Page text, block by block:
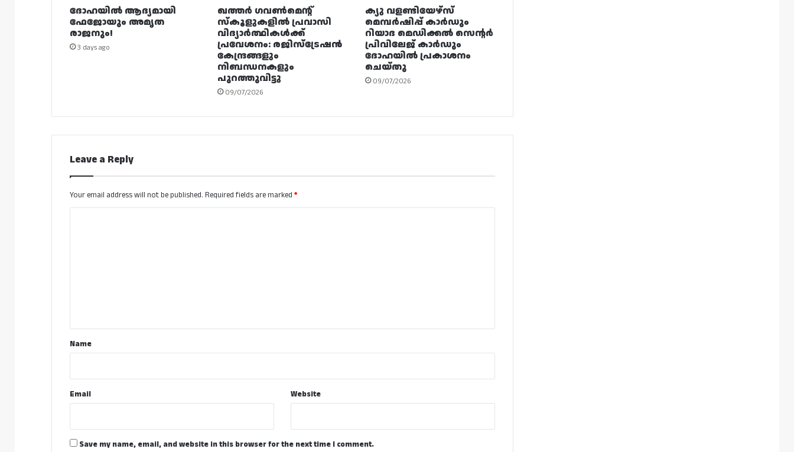
ദോഹയിൽ ആദ്യമായി
ഫേജോയും അമൃത
രാജനും!
3 days ago
ഖത്തർ ഗവൺമെന്റ്
സ്കൂളുകളിൽ പ്രവാസി
വിദ്യാർത്ഥികൾക്ക്
പ്രവേശനം: രജിസ്ട്രേഷൻ
കേന്ദ്രങ്ങളും
നിബന്ധനകളും
പുറത്തുവിട്ടു
09/07/2026
ക്യു വളണ്ടിയേഴ്‌സ്
മെമ്പർഷിപ്പ് കാർഡും
റിയാദ മെഡിക്കൽ സെന്റർ
പ്രിവിലേജ് കാർഡും
ദോഹയിൽ പ്രകാശനം
ചെയ്തു
09/07/2026
Leave a Reply
Your email address will not be published. Required fields are marked *
*Name
Email Website
Save my name, email, and website in this browser for the next time I comment.